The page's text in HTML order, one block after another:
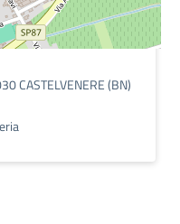
CASTELVENERE (BN)